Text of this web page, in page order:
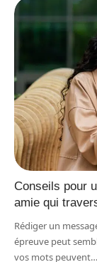
Conseils pour
amie qui
Rédiger un
épreuve peut
vos mots peuvent…